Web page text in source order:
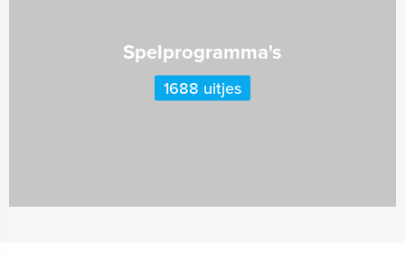
Spelprogramma's
1688 uitjes